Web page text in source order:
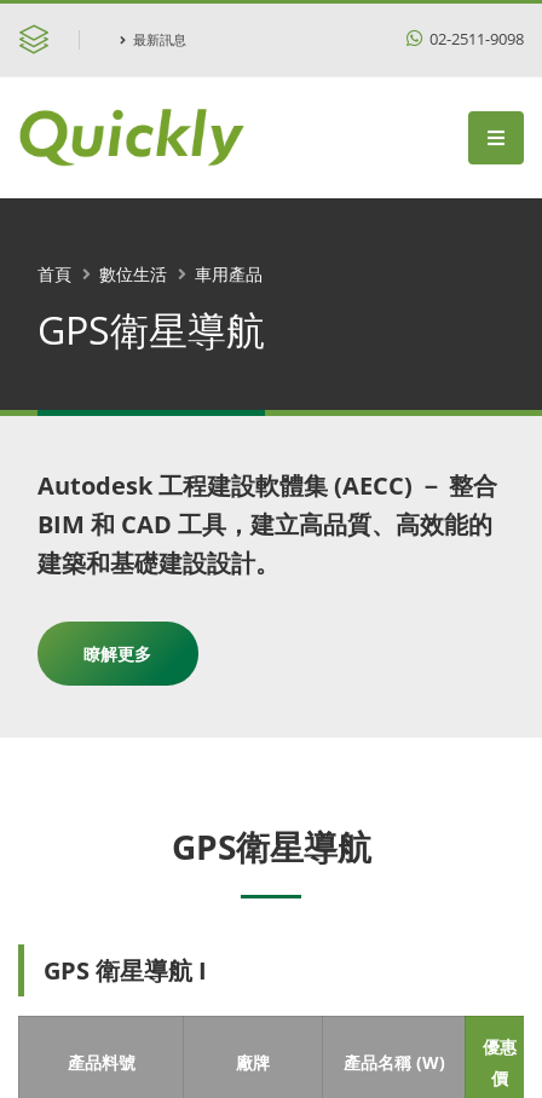
最新訊息 02-2511-9098
GPS衛星導航
首頁 數位生活 車用產品
Autodesk 工程建設軟體集 (AECC) － 整合
BIM 和 CAD 工具，建立高品質、高效能的
建築和基礎建設設計。
瞭解更多
GPS衛星導航
GPS 衛星導航 I
產品料號 廠牌 產品名稱 (W)
優惠
價